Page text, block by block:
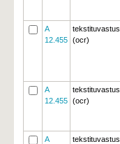
A
12.455
tekstituvastus
(ocr)
A
12.455
tekstituvastus
(ocr)
A
tekstituvastus